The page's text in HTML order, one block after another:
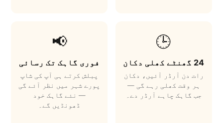
🕒
24 گھنٹے کھلی دکان
رات دن آرڈر آئیں، دکان
ہر وقت کھلی رہے گی —
جب گاہک چاہے آرڈر دے۔
📢
فوری گاہک تک رسائی
پبلش کرتے ہی آپ کی شاپ
پورے شہر میں نظر آئے گی
— نئے گاہک خود
ڈھونڈیں گے۔